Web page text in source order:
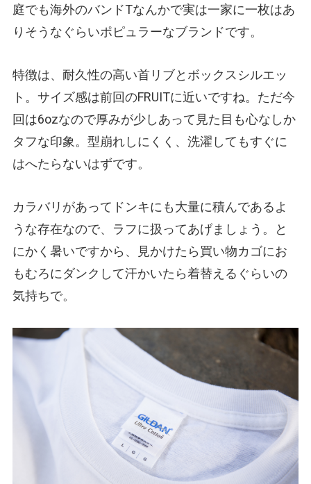
庭でも海外のバンドTなんかで実は一家に一枚はあ
りそうなぐらいポピュラーなブランドです。
特徴は、耐久性の高い首リブとボックスシルエッ
ト。サイズ感は前回のFRUITに近いですね。ただ今
回は6ozなので厚みが少しあって見た目も心なしか
タフな印象。型崩れしにくく、洗濯してもすぐに
はへたらないはずです。
カラバリがあってドンキにも大量に積んであるよ
うな存在なので、ラフに扱ってあげましょう。と
にかく暑いですから、見かけたら買い物カゴにお
もむろにダンクして汗かいたら着替えるぐらいの
気持ちで。